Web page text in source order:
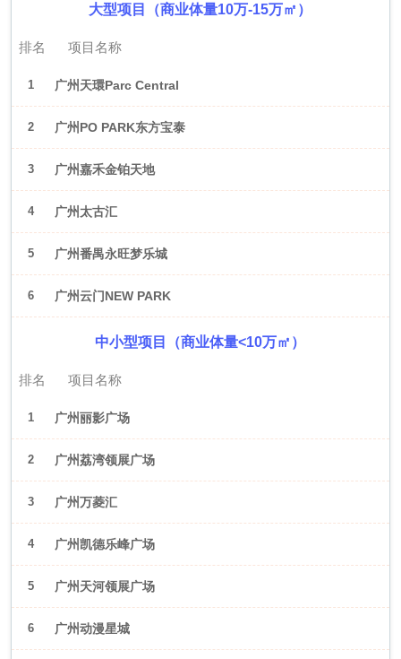
大型项目（商业体量10万-15万㎡）
排名 项目名称
1 广州天環Parc Central
2 广州PO PARK东方宝泰
3 广州嘉禾金铂天地
4 广州太古汇
5 广州番禺永旺梦乐城
6 广州云门NEW PARK
中小型项目（商业体量<10万㎡）
排名 项目名称
1 广州丽影广场
2 广州荔湾领展广场
3 广州万菱汇
4 广州凯德乐峰广场
5 广州天河领展广场
6 广州动漫星城